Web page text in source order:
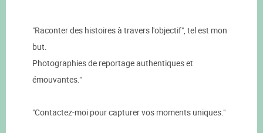
"Raconter des histoires à travers l'objectif", tel est mon
but.
Photographies de reportage authentiques et
émouvantes."
"Contactez-moi pour capturer vos moments uniques."